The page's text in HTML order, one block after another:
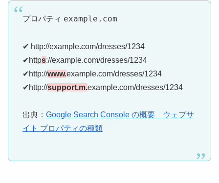
プロパティ example.com
✔ http://example.com/dresses/1234
✔https://example.com/dresses/1234
✔http://www.example.com/dresses/1234
✔http://support.m.example.com/dresses/1234
出典： Google Search Console の概要 ウェブサ
イト プロパティの種類